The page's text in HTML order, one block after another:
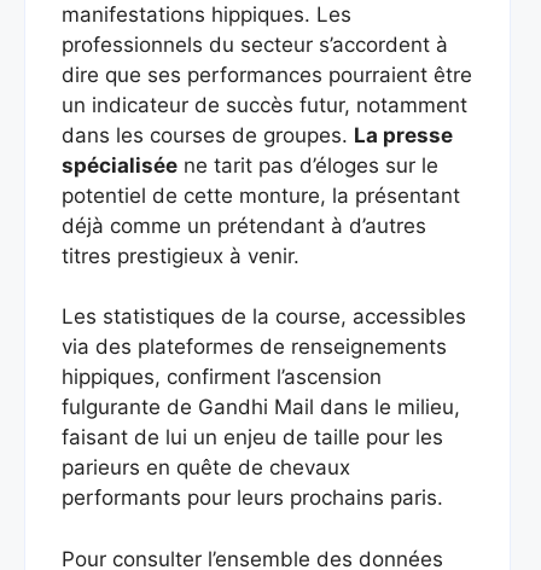
manifestations hippiques. Les
professionnels du secteur s’accordent à
dire que ses performances pourraient être
un indicateur de succès futur, notamment
dans les courses de groupes. La presse
spécialisée ne tarit pas d’éloges sur le
potentiel de cette monture, la présentant
déjà comme un prétendant à d’autres
titres prestigieux à venir.
Les statistiques de la course, accessibles
via des plateformes de renseignements
hippiques, confirment l’ascension
fulgurante de Gandhi Mail dans le milieu,
faisant de lui un enjeu de taille pour les
parieurs en quête de chevaux
performants pour leurs prochains paris.
Pour consulter l’ensemble des données